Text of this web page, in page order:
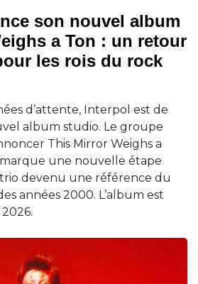
son nouvel album
a Ton : un retour
les rois du rock
d’attente, Interpol est de
album studio. Le groupe
This Mirror Weighs a
une nouvelle étape
devenu une référence du
années 2000. L’album est